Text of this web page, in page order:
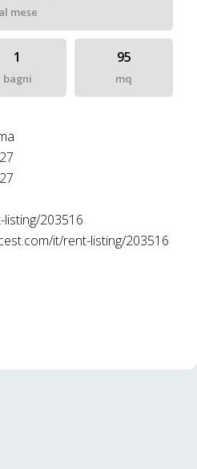
al mese
1
bagni
95
mq
203516
it/rent-listing/203516
apertura contratto: